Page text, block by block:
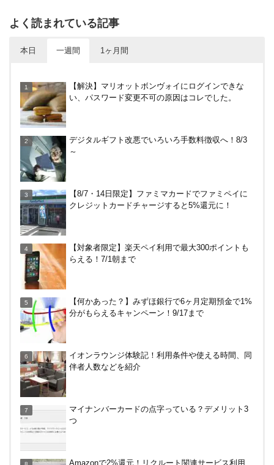
よく読まれている記事
本日 一週間 1ヶ月間
らえる！7/1朝まで
日特典を駆使して節約しよう
分がもらえるキャンペーン！9/17まで
や違約金は？
け4％増量！Yahoo!ふるさと納税で使おう
後の対応、仕上がり時間などまとめ
換する方法！重要注意点あり
【解決】マリオットボンヴォイにログインできな
い、パスワード変更不可の原因はコレでした。
デジタルギフト改悪でいろいろ手数料徴収へ！8/3
～
【8/7・14日限定】ファミマカードでファミペイに
クレジットカードチャージすると5%還元に！
【対象者限定】楽天ペイ利用で最大300ポイントも
らえる！7/1朝まで
【何かあった？】みずほ銀行で6ヶ月定期預金で1%
分がもらえるキャンペーン！9/17まで
イオンラウンジ体験記！利用条件や使える時間、同
伴者人数などを紹介
マイナンバーカードの点字っている？デメリット3
つ
Amazonで2%還元！リクルート関連サービス利用